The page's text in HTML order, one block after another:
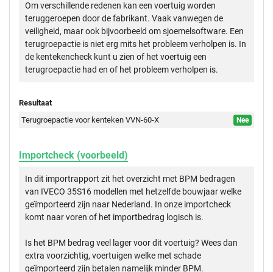
Om verschillende redenen kan een voertuig worden
teruggeroepen door de fabrikant. Vaak vanwegen de
veiligheid, maar ook bijvoorbeeld om sjoemelsoftware. Een
terugroepactie is niet erg mits het probleem verholpen is. In
de kentekencheck kunt u zien of het voertuig een
terugroepactie had en of het probleem verholpen is.
Resultaat
Terugroepactie voor kenteken VVN-60-X
Nee
Importcheck (voorbeeld)
In dit importrapport zit het overzicht met BPM bedragen
van IVECO 35S16 modellen met hetzelfde bouwjaar welke
geïmporteerd zijn naar Nederland. In onze importcheck
komt naar voren of het importbedrag logisch is.
Is het BPM bedrag veel lager voor dit voertuig? Wees dan
extra voorzichtig, voertuigen welke met schade
geïmporteerd zijn betalen namelijk minder BPM.